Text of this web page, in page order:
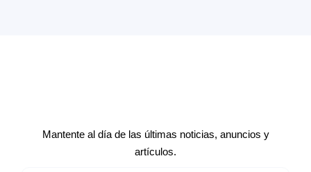
Mantente al día de las últimas noticias, anuncios y
artículos.